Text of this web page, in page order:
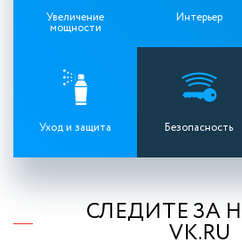
Увеличение
мощности
Интерьер
Уход и защита Безопасность
СЛЕДИТЕ ЗА
VK.RU